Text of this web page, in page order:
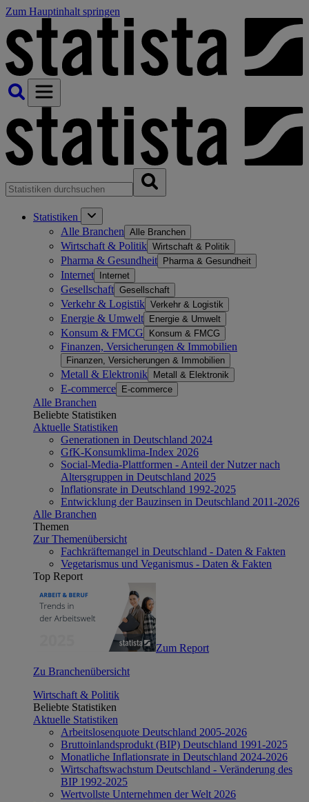
Zum Hauptinhalt springen
Statistiken
Alle Branchen Alle Branchen
Wirtschaft & Politik Wirtschaft & Politik
Pharma & Gesundheit Pharma & Gesundheit
Internet Internet
Gesellschaft Gesellschaft
Verkehr & Logistik Verkehr & Logistik
Energie & Umwelt Energie & Umwelt
Konsum & FMCG Konsum & FMCG
Finanzen, Versicherungen & Immobilien
Finanzen, Versicherungen & Immobilien
Metall & Elektronik Metall & Elektronik
E-commerce E-commerce
Alle Branchen
Beliebte Statistiken
Aktuelle Statistiken
Generationen in Deutschland 2024
GfK-Konsumklima-Index 2026
Social-Media-Plattformen - Anteil der Nutzer nach
Altersgruppen in Deutschland 2025
Inflationsrate in Deutschland 1992-2025
Entwicklung der Bauzinsen in Deutschland 2011-2026
Alle Branchen
Themen
Zur Themenübersicht
Fachkräftemangel in Deutschland - Daten & Fakten
Vegetarismus und Veganismus - Daten & Fakten
Top Report
Zum Report
Zu Branchenübersicht
Wirtschaft & Politik
Beliebte Statistiken
Aktuelle Statistiken
Arbeitslosenquote Deutschland 2005-2026
Bruttoinlandsprodukt (BIP) Deutschland 1991-2025
Monatliche Inflationsrate in Deutschland 2024-2026
Wirtschaftswachstum Deutschland - Veränderung des
BIP 1992-2025
Wertvollste Unternehmen der Welt 2026